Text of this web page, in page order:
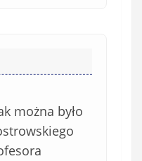
można było